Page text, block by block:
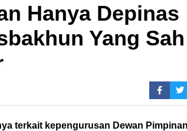
Hanya Depinas
Yang
terkait kepengurusan Dewan